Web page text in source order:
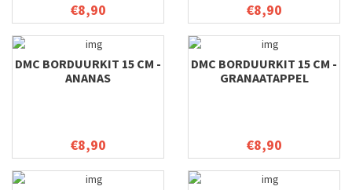
€8,90 €8,90
DMC BORDUURKIT 15 CM -
ANANAS
€8,90
DMC BORDUURKIT 15 CM -
GRANAATAPPEL
€8,90